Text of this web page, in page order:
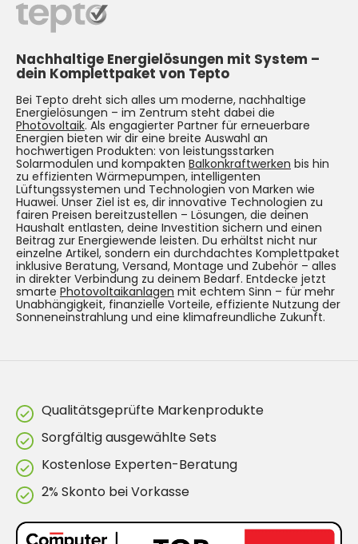
Nachhaltige Energielösungen mit System –
dein Komplettpaket von Tepto
Bei Tepto dreht sich alles um moderne, nachhaltige
Energielösungen – im Zentrum steht dabei die
Photovoltaik. Als engagierter Partner für erneuerbare
Energien bieten wir dir eine breite Auswahl an
hochwertigen Produkten: von leistungsstarken
Solarmodulen und kompakten Balkonkraftwerken bis hin
zu effizienten Wärmepumpen, intelligenten
Lüftungssystemen und Technologien von Marken wie
Huawei. Unser Ziel ist es, dir innovative Technologien zu
fairen Preisen bereitzustellen – Lösungen, die deinen
Haushalt entlasten, deine Investition sichern und einen
Beitrag zur Energiewende leisten. Du erhältst nicht nur
einzelne Artikel, sondern ein durchdachtes Komplettpaket
inklusive Beratung, Versand, Montage und Zubehör – alles
in direkter Verbindung zu deinem Bedarf. Entdecke jetzt
smarte Photovoltaikanlagen mit echtem Sinn – für mehr
Unabhängigkeit, finanzielle Vorteile, effiziente Nutzung der
Sonneneinstrahlung und eine klimafreundliche Zukunft.
Qualitätsgeprüfte Markenprodukte
Sorgfältig ausgewählte Sets
Kostenlose Experten-Beratung
2% Skonto bei Vorkasse